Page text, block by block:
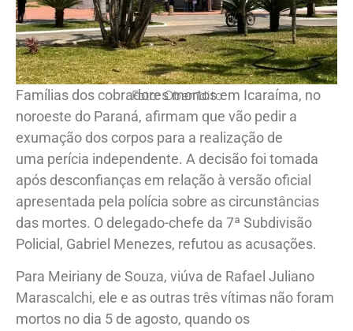
Foto: Obemdito
Famílias dos cobradores mortos em Icaraíma, no
noroeste do Paraná, afirmam que vão pedir a
exumação dos corpos para a realização de
uma perícia independente. A decisão foi tomada
após desconfianças em relação à versão oficial
apresentada pela polícia sobre as circunstâncias
das mortes. O delegado-chefe da 7ª Subdivisão
Policial, Gabriel Menezes, refutou as acusações.
Para Meiriany de Souza, viúva de Rafael Juliano
Marascalchi, ele e as outras três vítimas não foram
mortos no dia 5 de agosto, quando os